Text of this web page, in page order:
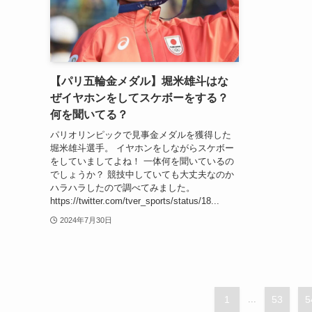
【パリ五輪金メダル】堀米雄斗はな
ぜイヤホンをしてスケボーをする？
何を聞いてる？
パリオリンピックで見事金メダルを獲得した
堀米雄斗選手。 イヤホンをしながらスケボー
をしていましてよね！ 一体何を聞いているの
でしょうか？ 競技中していても大丈夫なのか
ハラハラしたので調べてみました。
https://twitter.com/tver_sports/status/18...
2024年7月30日
1 53